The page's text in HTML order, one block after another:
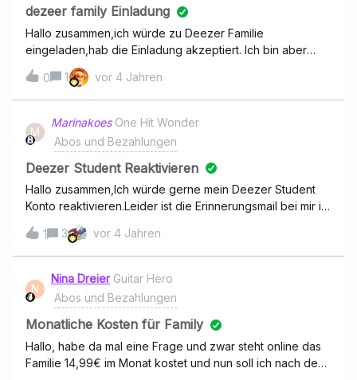
dezeer family Einladung
Hallo zusammen,ich würde zu Deezer Familie
eingeladen,hab die Einladung akzeptiert. Ich bin aber
immer noch bei dezeer free. Was mach ich falsch? Kann
mir jemand erklären wir kann ich es bei den Einstellungen
ändern kann?Danke im voraus.
0 1 vor 4 Jahren
M
Marinakoes One Hit Wonder
Abos und Bezahlungen
Deezer Student Reaktivieren
Hallo zusammen,Ich würde gerne mein Deezer Student
Konto reaktivieren.Leider ist die Erinnerungsmail bei mir im
Spam Ordner gelandet, weshalb ich das Konto nicht
rechtzeitig reaktiviert habe.Abgesehen davon bin ich als
Student laut Vertragsbedingungen berechtigt Diese
Ansprüche zu nutzen.Ich nutze Deezer jetzt schon seit
mehreren Jahren und bin eigentlich sehr zufrieden und
finde es dementsprechend sehr schade, dass Studenten
mit einem begrenzten Budget, die sich vielleicht das
normale Abo nicht leisten können diesbezüglich Steine in
den Weg gelegt werden.Ich würde mir sehr wünschen,
dass eine Erneuerung des Student Vertrags unter
1 3 vor 4 Jahren
N
Nina Dreier Guitar Hero
Abos und Bezahlungen
Monatliche Kosten für Family
Hallo, habe da mal eine Frage und zwar steht online das
Familie 14,99€ im Monat kostet und nun soll ich nach dem